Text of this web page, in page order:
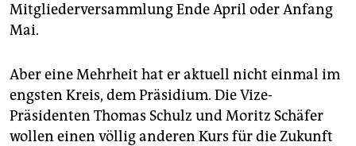
Mitgliederversammlung Ende April oder Anfang
Mai.
Aber eine Mehrheit hat er aktuell nicht einmal im
engsten Kreis, dem Präsidium. Die Vize-
Präsidenten Thomas Schulz und Moritz Schäfer
wollen einen völlig anderen Kurs für die Zukunft